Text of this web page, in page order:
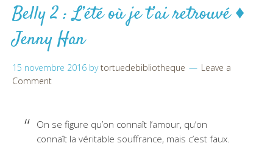
Belly 2 : L’été où je t’ai retrouvé ♦
Jenny Han
15 novembre 2016 bytortuedebibliotheque
Leave a
Comment
On se figure qu’on connaît l’amour, qu’on
connaît la véritable souffrance, mais c’est faux.